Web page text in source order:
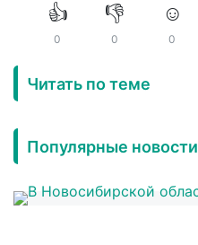
👍
0
👎
0
☺️
0
Читать по теме
Популярные новости